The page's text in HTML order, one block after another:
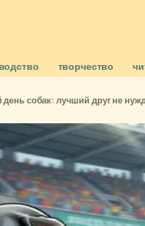
творчество
собак: лучший друг не